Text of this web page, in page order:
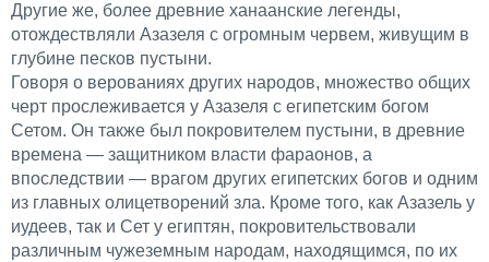
Другие же, более древние ханаанские легенды,
отождествляли Азазеля с огромным червем, живущим в
глубине песков пустыни.
Говоря о верованиях других народов, множество общих
черт прослеживается у Азазеля с египетским богом
Сетом. Он также был покровителем пустыни, в древние
времена — защитником власти фараонов, а
впоследствии — врагом других египетских богов и одним
из главных олицетворений зла. Кроме того, как Азазель у
иудеев, так и Сет у египтян, покровительствовали
различным чужеземным народам, находящимся, по их